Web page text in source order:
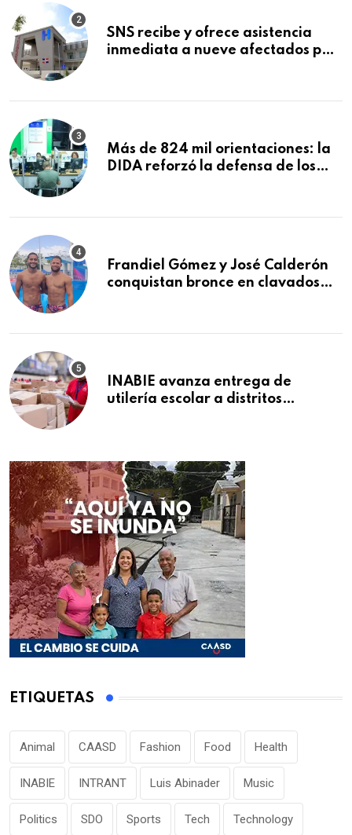
SNS recibe y ofrece asistencia
inmediata a nueve afectados por
Macorís
Más de 824 mil orientaciones: la
DIDA reforzó la defensa de los
Frandiel Gómez y José Calderón
conquistan bronce en clavados
INABIE avanza entrega de
utilería escolar a distritos
ETIQUETAS
Animal CAASD Fashion Food Health
INABIE INTRANT Luis Abinader Music
Politics SDO Sports Tech Technology